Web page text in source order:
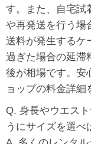
す。また、自宅試
や再発送を行う場
送料が発生するケ
過ぎた場合の延滞
後が相場です。安
ョップの料金詳細
Q. 身長やウエス
うにサイズを選べ